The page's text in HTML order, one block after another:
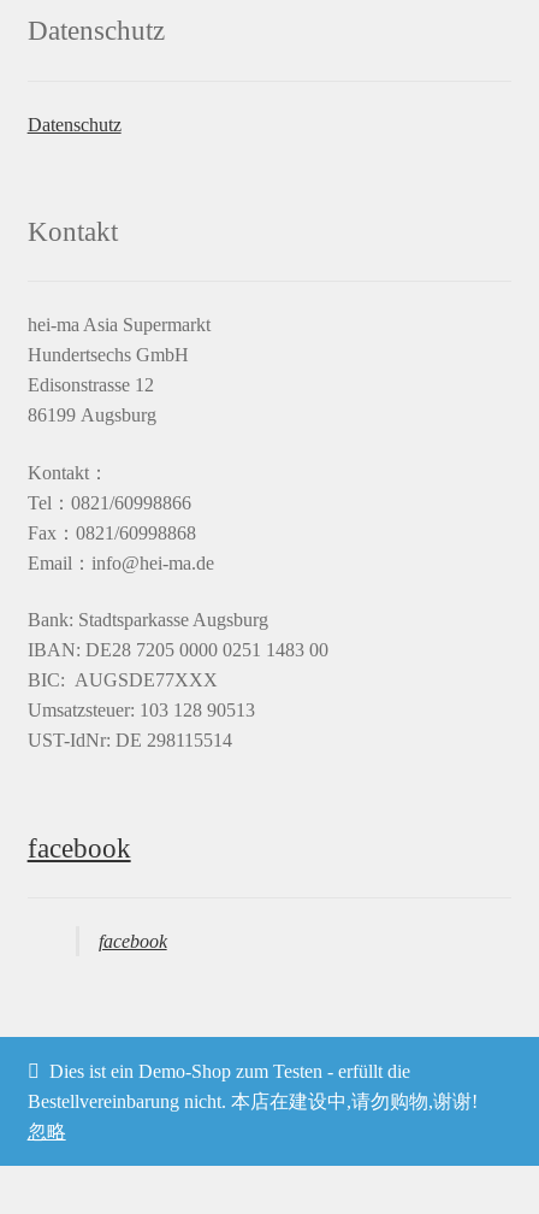
Datenschutz
Datenschutz
Kontakt
hei-ma Asia Supermarkt
Hundertsechs GmbH
Edisonstrasse 12
86199 Augsburg
Kontakt：
Tel：0821/60998866
Fax：0821/60998868
Email：info@hei-ma.de
Bank: Stadtsparkasse Augsburg
IBAN: DE28 7205 0000 0251 1483 00
BIC: AUGSDE77XXX
Umsatzsteuer: 103 128 90513
UST-IdNr: DE 298115514
facebook
facebook
© Heima online 2026
Dies ist ein Demo-Shop zum Testen - erfüllt die
Bestellvereinbarung nicht. 本店在建设中,请勿购物,谢谢!
忽略